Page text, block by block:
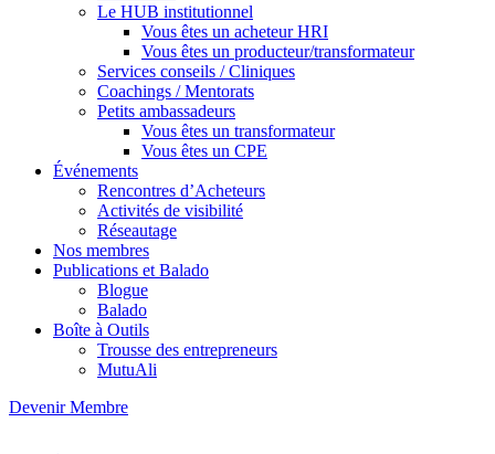
Le HUB institutionnel
Vous êtes un acheteur HRI
Vous êtes un producteur/transformateur
Services conseils / Cliniques
Coachings / Mentorats
Petits ambassadeurs
Vous êtes un transformateur
Vous êtes un CPE
Événements
Rencontres d’Acheteurs
Activités de visibilité
Réseautage
Nos membres
Publications et Balado
Blogue
Balado
Boîte à Outils
Trousse des entrepreneurs
MutuAli
Devenir Membre